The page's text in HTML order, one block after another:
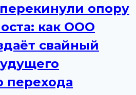
опору
как ООО
свайный
перехода